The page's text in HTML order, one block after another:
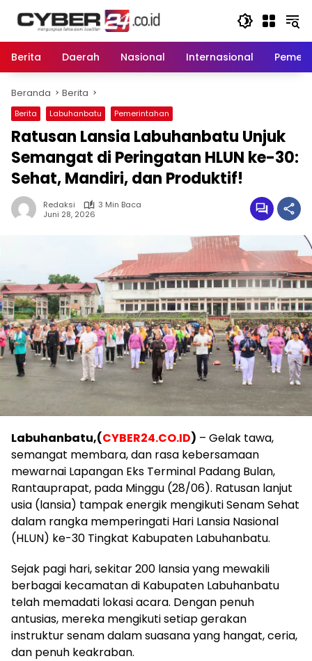
Berita
Daerah Nasional Internasional
Beranda Berita
Berita Labuhanbatu Pemerintahan
Ratusan Lansia Labuhanbatu Unjuk
Semangat di Peringatan HLUN ke-30:
Sehat, Mandiri, dan Produktif!
Redaksi
3 Min Baca
Juni 28, 2026
Labuhanbatu,(CYBER24.CO.ID) – Gelak tawa,
semangat membara, dan rasa kebersamaan
mewarnai Lapangan Eks Terminal Padang Bulan,
Rantauprapat, pada Minggu (28/06). Ratusan lanjut
usia (lansia) tampak energik mengikuti Senam Sehat
dalam rangka memperingati Hari Lansia Nasional
(HLUN) ke-30 Tingkat Kabupaten Labuhanbatu.
​Sejak pagi hari, sekitar 200 lansia yang mewakili
berbagai kecamatan di Kabupaten Labuhanbatu
telah memadati lokasi acara. Dengan penuh
antusias, mereka mengikuti setiap gerakan
instruktur senam dalam suasana yang hangat, ceria,
dan penuh keakraban.